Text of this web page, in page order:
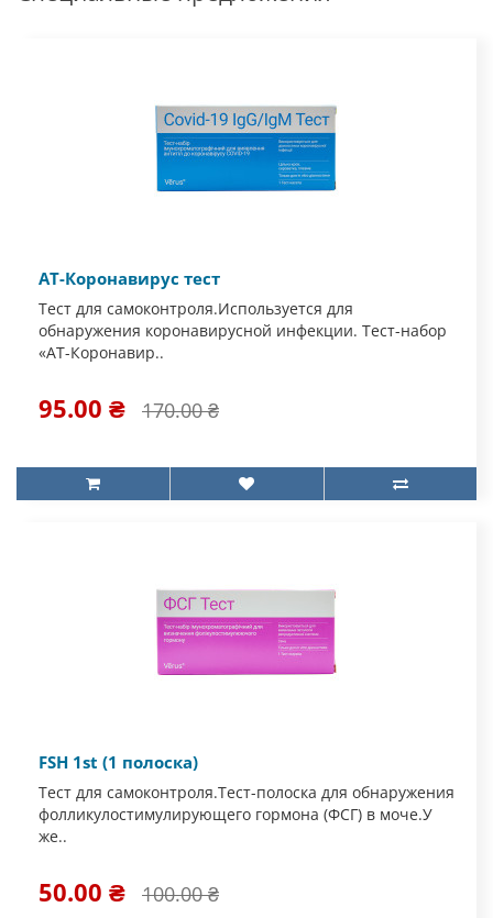
АТ-Коронавирус тест
Тест для самоконтроля.Используется для
обнаружения коронавирусной инфекции. Тест-набор
«АТ-Коронавир..
95.00 ₴ 170.00 ₴
FSH 1st (1 полоска)
Тест для самоконтроля.Тест-полоска для обнаружения
фолликулостимулирующего гормона (ФСГ) в моче.У
же..
50.00 ₴ 100.00 ₴